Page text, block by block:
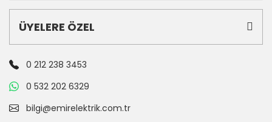
ÜYELERE ÖZEL
0 212 238 3453
0 532 202 6329
bilgi@emirelektrik.com.tr